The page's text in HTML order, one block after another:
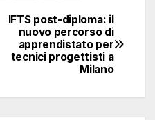
IFTS post-diploma: il
nuovo percorso di
apprendistato per
tecnici progettisti a
Milano